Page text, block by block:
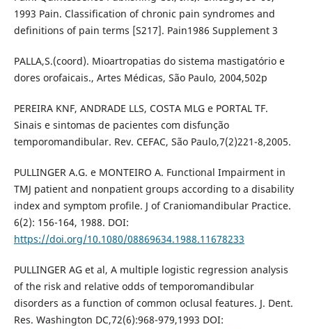
1993 Pain. Classification of chronic pain syndromes and
definitions of pain terms [S217]. Pain1986 Supplement 3
PALLA,S.(coord). Mioartropatias do sistema mastigatório e
dores orofaicais., Artes Médicas, São Paulo, 2004,502p
PEREIRA KNF, ANDRADE LLS, COSTA MLG e PORTAL TF.
Sinais e sintomas de pacientes com disfunção
temporomandibular. Rev. CEFAC, São Paulo,7(2)221-8,2005.
PULLINGER A.G. e MONTEIRO A. Functional Impairment in
TMJ patient and nonpatient groups according to a disability
index and symptom profile. J of Craniomandibular Practice.
6(2): 156-164, 1988. DOI:
https://doi.org/10.1080/08869634.1988.11678233
PULLINGER AG et al, A multiple logistic regression analysis
of the risk and relative odds of temporomandibular
disorders as a function of common oclusal features. J. Dent.
Res. Washington DC,72(6):968-979,1993 DOI: